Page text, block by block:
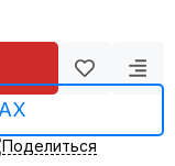
Поделиться